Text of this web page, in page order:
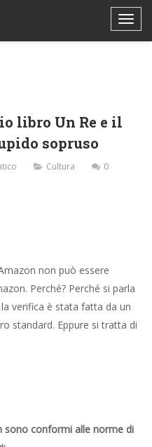
libro Un Re e il
sopruso
Cultura 0
non può essere
Perché? Perché si parla
verifica è stata fatta da un
standard. Eppure si tratta di
sono conformi alle norme di